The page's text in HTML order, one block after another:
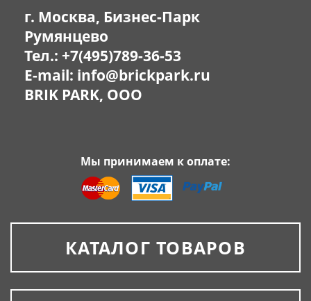
г. Москва, Бизнес-Парк
Румянцево
Тел.: +7(495)789-36-53
E-mail: info@brickpark.ru
BRIK PARK, OOO
Мы принимаем к оплате:
КАТАЛОГ ТОВАРОВ